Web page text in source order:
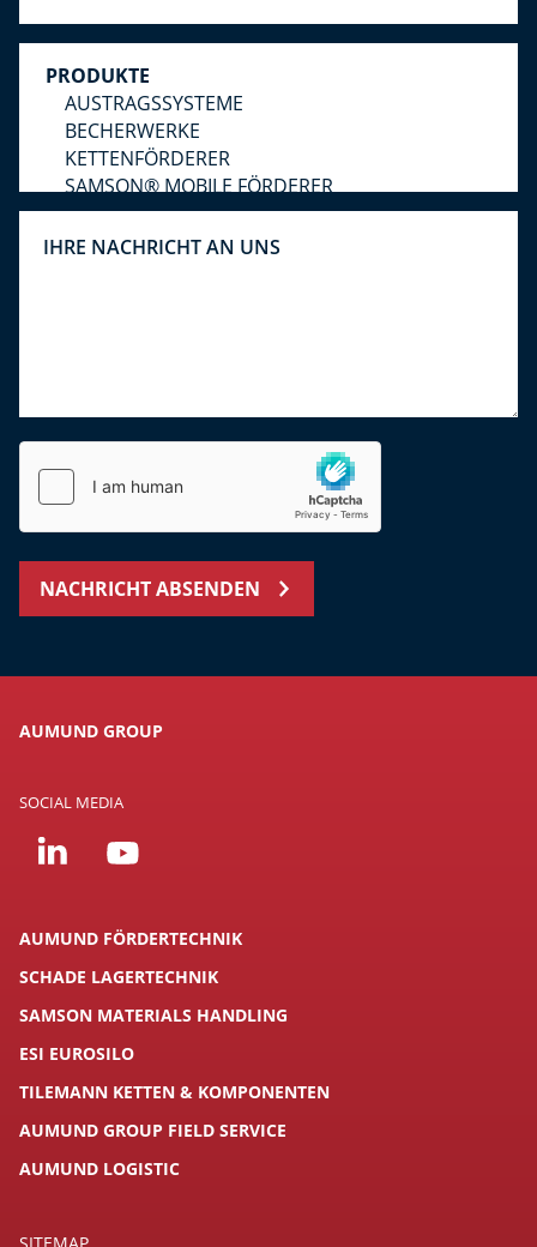
NACHRICHT ABSENDEN
AUMUND GROUP
SOCIAL MEDIA
AUMUND FÖRDERTECHNIK
SCHADE LAGERTECHNIK
SAMSON MATERIALS HANDLING
ESI EUROSILO
TILEMANN KETTEN & KOMPONENTEN
AUMUND GROUP FIELD SERVICE
AUMUND LOGISTIC